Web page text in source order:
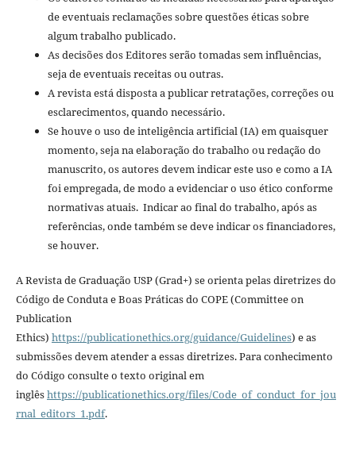
de eventuais reclamações sobre questões éticas sobre
algum trabalho publicado.
As decisões dos Editores serão tomadas sem influências,
seja de eventuais receitas ou outras.
A revista está disposta a publicar retratações, correções ou
esclarecimentos, quando necessário.
Se houve o uso de inteligência artificial (IA) em quaisquer
momento, seja na elaboração do trabalho ou redação do
manuscrito, os autores devem indicar este uso e como a IA
foi empregada, de modo a evidenciar o uso ético conforme
normativas atuais. Indicar ao final do trabalho, após as
referências, onde também se deve indicar os financiadores,
se houver.
A Revista de Graduação USP (Grad+) se orienta pelas diretrizes do
Código de Conduta e Boas Práticas do COPE (Committee on
Publication
Ethics) https://publicationethics.org/guidance/Guidelines) e as
submissões devem atender a essas diretrizes. Para conhecimento
do Código consulte o texto original em
inglêshttps://publicationethics.org/files/Code_of_conduct_for_jou
rnal_editors_1.pdf.